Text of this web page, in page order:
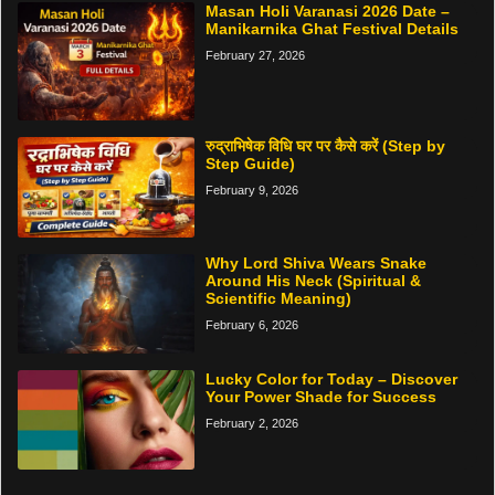
Masan Holi Varanasi 2026 Date –
Manikarnika Ghat Festival Details
February 27, 2026
रुद्राभिषेक विधि घर पर कैसे करें (Step by
Step Guide)
February 9, 2026
Why Lord Shiva Wears Snake
Around His Neck (Spiritual &
Scientific Meaning)
February 6, 2026
Lucky Color for Today – Discover
Your Power Shade for Success
February 2, 2026